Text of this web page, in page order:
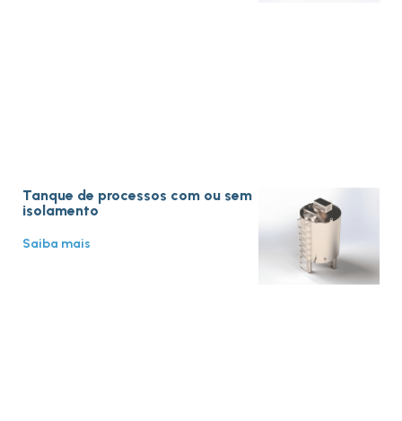
Tanque de processos com ou sem
isolamento
Saiba mais